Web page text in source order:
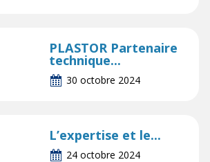
PLASTOR Partenaire
technique...
30 octobre 2024
L’expertise et le...
24 octobre 2024